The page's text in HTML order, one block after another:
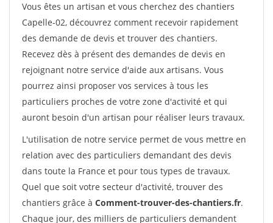
Vous êtes un artisan et vous cherchez des chantiers
Capelle-02, découvrez comment recevoir rapidement
des demande de devis et trouver des chantiers.
Recevez dès à présent des demandes de devis en
rejoignant notre service d'aide aux artisans. Vous
pourrez ainsi proposer vos services à tous les
particuliers proches de votre zone d'activité et qui
auront besoin d'un artisan pour réaliser leurs travaux.
L'utilisation de notre service permet de vous mettre en
relation avec des particuliers demandant des devis
dans toute la France et pour tous types de travaux.
Quel que soit votre secteur d'activité, trouver des
chantiers grâce à Comment-trouver-des-chantiers.fr.
Chaque jour, des milliers de particuliers demandent